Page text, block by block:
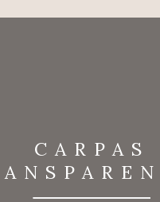
CARPAS